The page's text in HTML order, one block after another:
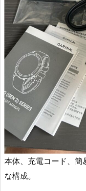
本体、充電コード、簡
な構成。